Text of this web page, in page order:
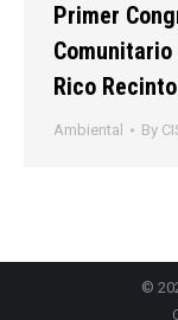
Primer
Rico
Ambiental By
©